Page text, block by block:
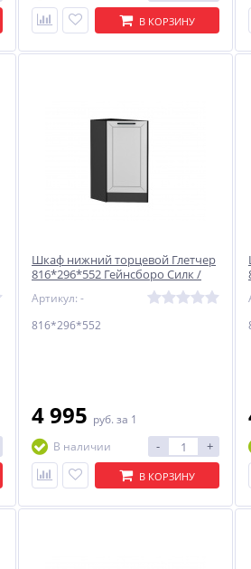
В КОРЗИНУ
Шкаф нижний торцевой Глетчер
816*296*552 Гейнсборо Силк /
Артикул: -
816*296*552
4 995 руб. за 1
В наличии
- +
В КОРЗИНУ